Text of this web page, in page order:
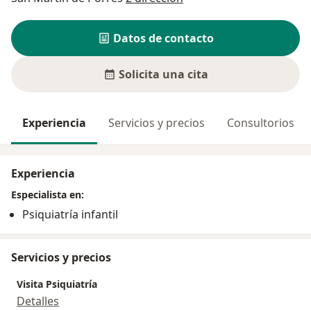
Datos de contacto
Solicita una cita
Experiencia Servicios y precios Consultorios
Experiencia
Especialista en:
Psiquiatría infantil
Servicios y precios
Visita Psiquiatría
Detalles